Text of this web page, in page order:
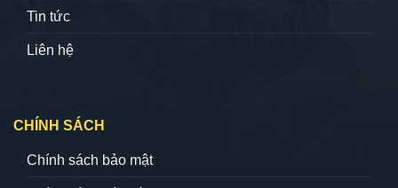
Tin tức
Liên hệ
CHÍNH SÁCH
Chính sách bảo mật